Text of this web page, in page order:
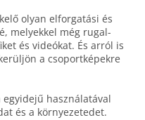
olyan el­forgatási és
melyekkel még rugal­
és videókat. És arról is
a csoport­képekre
használa­tával
és a környezetedet.